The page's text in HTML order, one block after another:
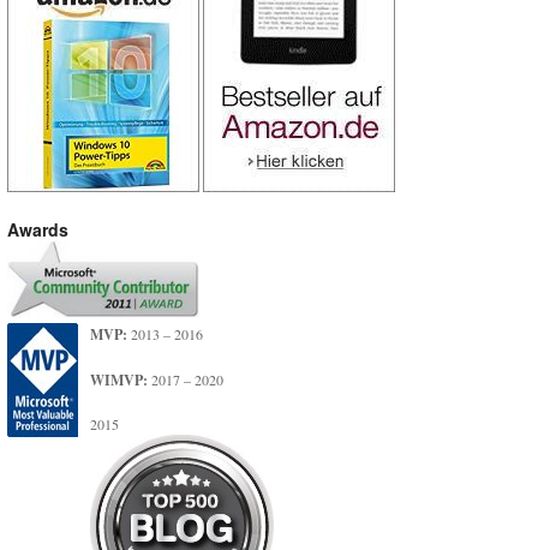
Awards
MVP: 2013 – 2016
WIMVP: 2017 – 2020
2015